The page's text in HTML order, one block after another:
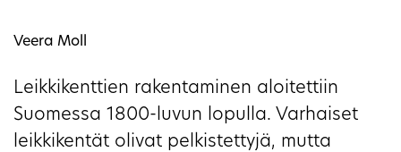
Veera Moll
Leikkikenttien rakentaminen aloitettiin
Suomessa 1800-luvun lopulla. Varhaiset
leikkikentät olivat pelkistettyjä, mutta